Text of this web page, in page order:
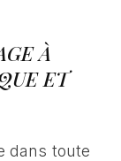
À
ET
dans toute